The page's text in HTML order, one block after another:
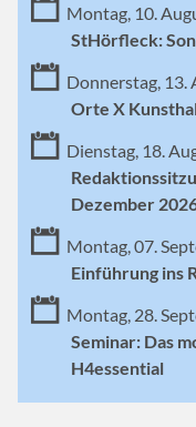
Montag, 10.
StHörfleck:
Donnerstag, 13.
Orte X
Dienstag, 18.
Dezember
Montag, 07.
Einführung ins
Montag, 28.
Seminar: Das
H4essential